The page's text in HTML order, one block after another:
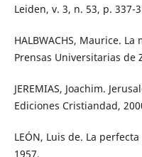
Leiden, v. 3, n. 53, p. 337-
HALBWACHS, Maurice.
Prensas Universitarias de
JEREMIAS, Joachim.
Ediciones Cristiandad,
LEÓN, Luis de. La
1957.